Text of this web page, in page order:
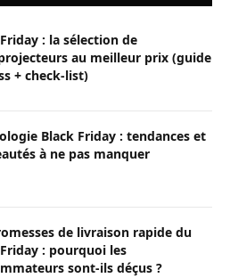
: la sélection de
au meilleur prix (guide
+ check-list)
Black Friday : tendances et
à ne pas manquer
de livraison rapide du
: pourquoi les
sont-ils déçus ?